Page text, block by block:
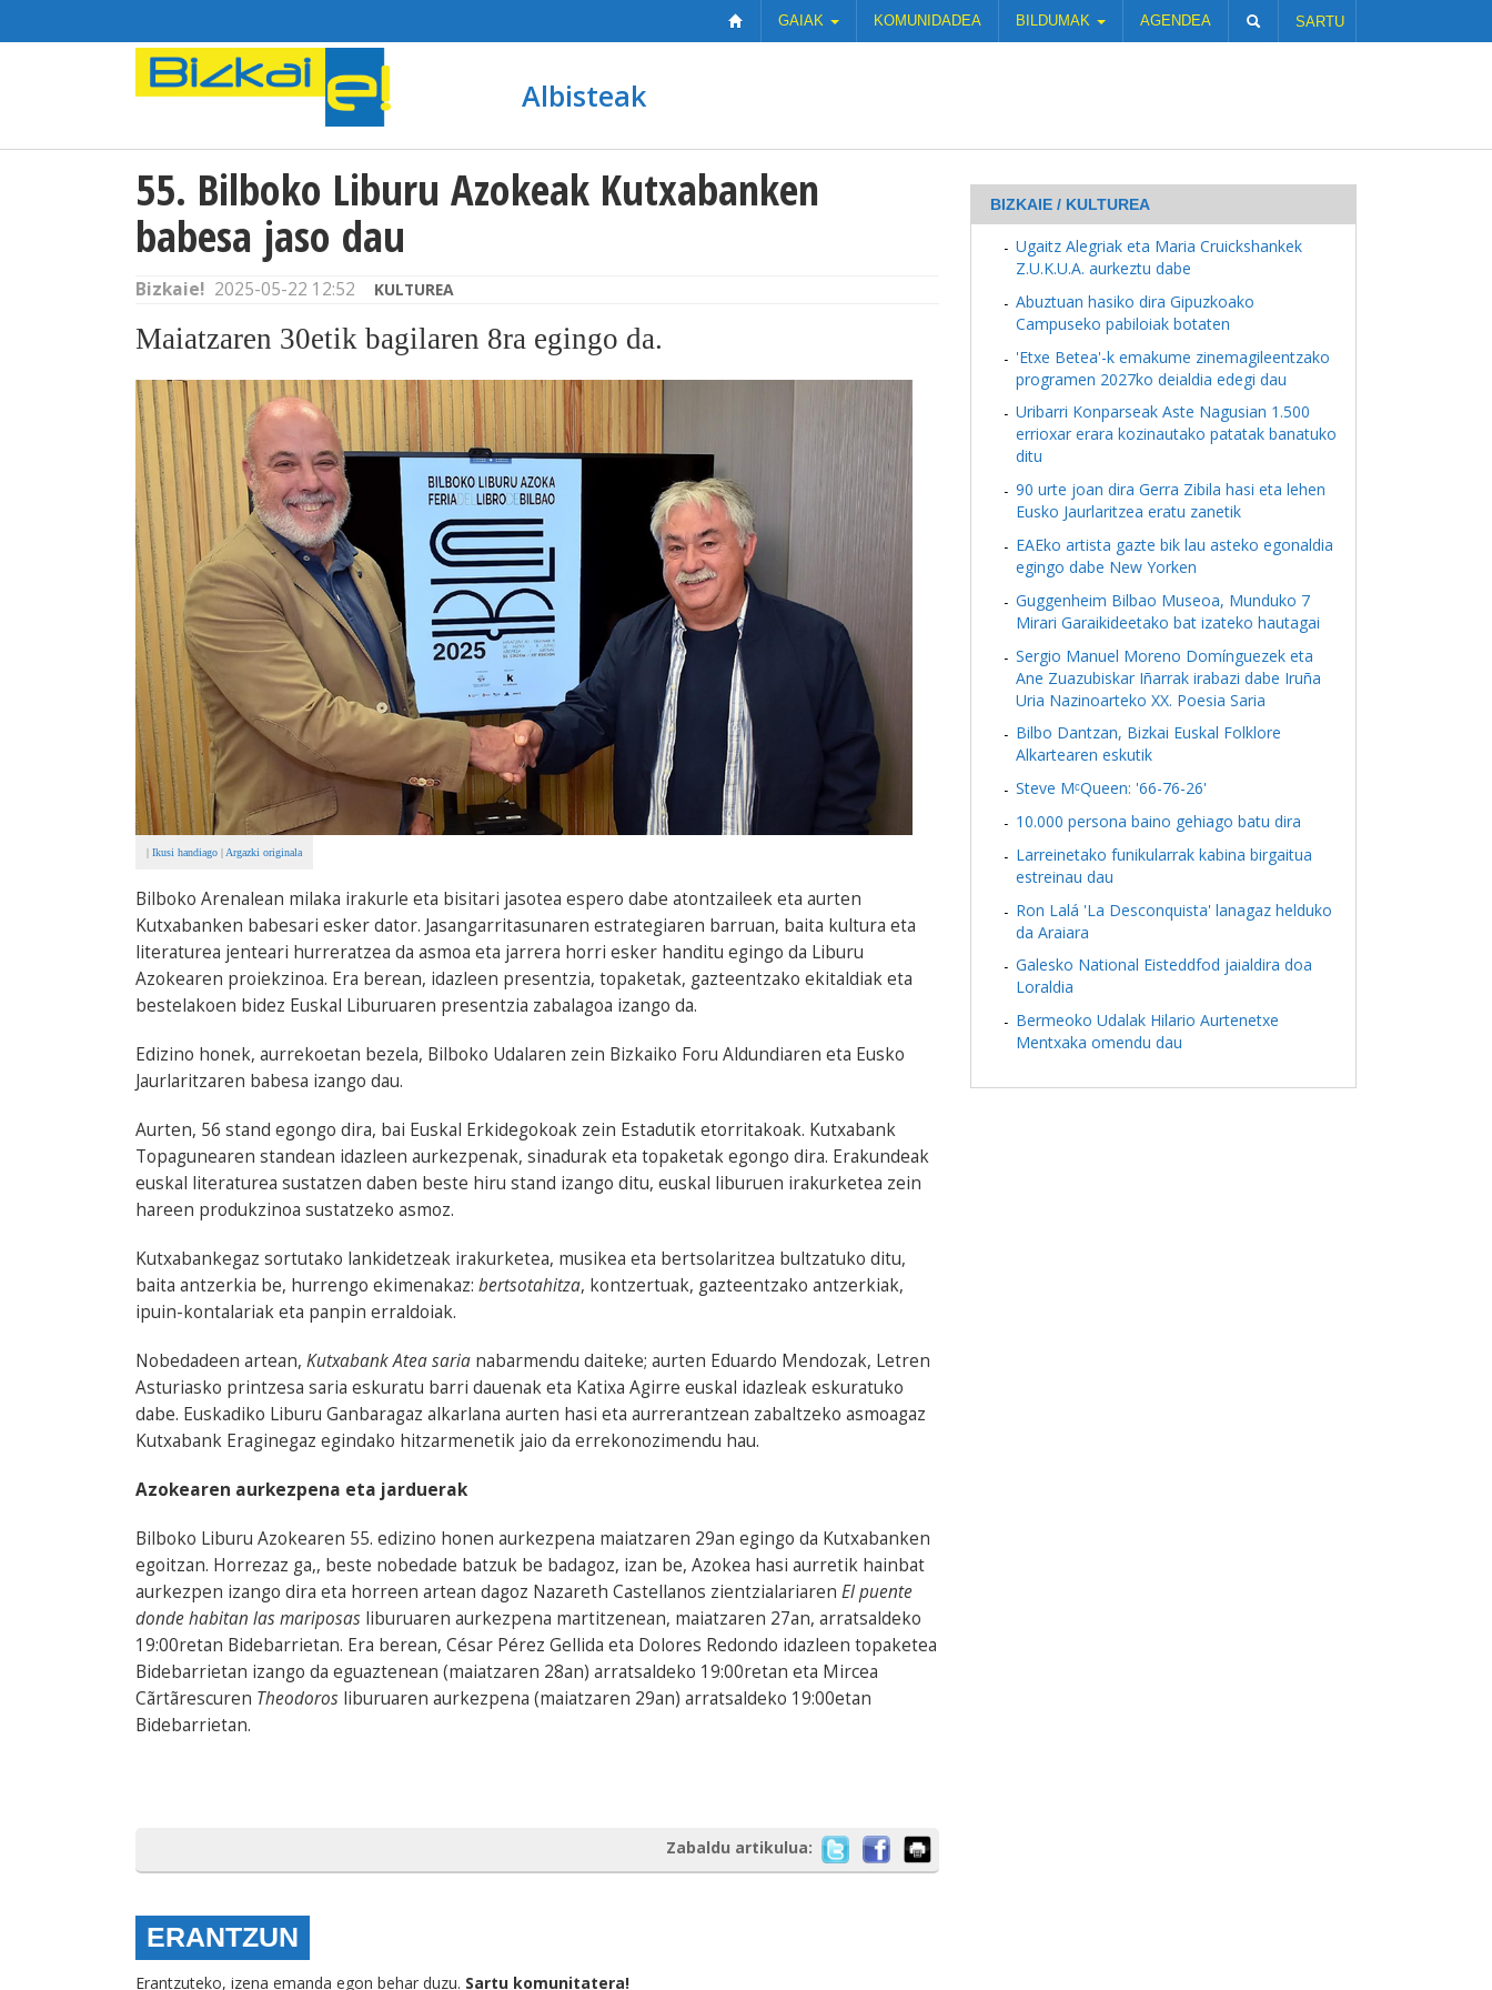
GAIAK KOMUNIDADEA BILDUMAK AGENDEA SARTU
Albisteak
55. Bilboko Liburu Azokeak Kutxabanken
babesa jaso dau
Bizkaie! 2025-05-22 12:52 KULTUREA
Maiatzaren 30etik bagilaren 8ra egingo da.
| Ikusi handiago | Argazki originala
Bilboko Arenalean milaka irakurle eta bisitari jasotea espero dabe atontzaileek eta aurten
Kutxabanken babesari esker dator. Jasangarritasunaren estrategiaren barruan, baita kultura eta
literaturea jenteari hurreratzea da asmoa eta jarrera horri esker handitu egingo da Liburu
Azokearen proiekzinoa. Era berean, idazleen presentzia, topaketak, gazteentzako ekitaldiak eta
bestelakoen bidez Euskal Liburuaren presentzia zabalagoa izango da.
Edizino honek, aurrekoetan bezela, Bilboko Udalaren zein Bizkaiko Foru Aldundiaren eta Eusko
Jaurlaritzaren babesa izango dau.
Aurten, 56 stand egongo dira, bai Euskal Erkidegokoak zein Estadutik etorritakoak. Kutxabank
Topagunearen standean idazleen aurkezpenak, sinadurak eta topaketak egongo dira. Erakundeak
euskal literaturea sustatzen daben beste hiru stand izango ditu, euskal liburuen irakurketea zein
hareen produkzinoa sustatzeko asmoz.
Kutxabankegaz sortutako lankidetzeak irakurketea, musikea eta bertsolaritzea bultzatuko ditu,
baita antzerkia be, hurrengo ekimenakaz: bertsotahitza, kontzertuak, gazteentzako antzerkiak,
ipuin-kontalariak eta panpin erraldoiak.
Nobedadeen artean, Kutxabank Atea saria nabarmendu daiteke; aurten Eduardo Mendozak, Letren
Asturiasko printzesa saria eskuratu barri dauenak eta Katixa Agirre euskal idazleak eskuratuko
dabe. Euskadiko Liburu Ganbaragaz alkarlana aurten hasi eta aurrerantzean zabaltzeko asmoagaz
Kutxabank Eraginegaz egindako hitzarmenetik jaio da errekonozimendu hau.
Azokearen aurkezpena eta jarduerak
Bilboko Liburu Azokearen 55. edizino honen aurkezpena maiatzaren 29an egingo da Kutxabanken
egoitzan. Horrezaz ga,, beste nobedade batzuk be badagoz, izan be, Azokea hasi aurretik hainbat
aurkezpen izango dira eta horreen artean dagoz Nazareth Castellanos zientzialariaren El puente
donde habitan las mariposas liburuaren aurkezpena martitzenean, maiatzaren 27an, arratsaldeko
19:00retan Bidebarrietan. Era berean, César Pérez Gellida eta Dolores Redondo idazleen topaketea
Bidebarrietan izango da eguaztenean (maiatzaren 28an) arratsaldeko 19:00retan eta Mircea
Cãrtãrescuren Theodoros liburuaren aurkezpena (maiatzaren 29an) arratsaldeko 19:00etan
Bidebarrietan.
Zabaldu artikulua:
ERANTZUN
Erantzuteko, izena emanda egon behar duzu. Sartu komunitatera!
BIZKAIE / KULTUREA
Ugaitz Alegriak eta Maria Cruickshankek
Z.U.K.U.A. aurkeztu dabe
Abuztuan hasiko dira Gipuzkoako
Campuseko pabiloiak botaten
'Etxe Betea'-k emakume zinemagileentzako
programen 2027ko deialdia edegi dau
Uribarri Konparseak Aste Nagusian 1.500
errioxar erara kozinautako patatak banatuko
ditu
90 urte joan dira Gerra Zibila hasi eta lehen
Eusko Jaurlaritzea eratu zanetik
EAEko artista gazte bik lau asteko egonaldia
egingo dabe New Yorken
Guggenheim Bilbao Museoa, Munduko 7
Mirari Garaikideetako bat izateko hautagai
Sergio Manuel Moreno Domínguezek eta
Ane Zuazubiskar Iñarrak irabazi dabe Iruña
Uria Nazinoarteko XX. Poesia Saria
Bilbo Dantzan, Bizkai Euskal Folklore
Alkartearen eskutik
Steve MᶜQueen: '66-76-26'
10.000 persona baino gehiago batu dira
Larreinetako funikularrak kabina birgaitua
estreinau dau
Ron Lalá 'La Desconquista' lanagaz helduko
da Araiara
Galesko National Eisteddfod jaialdira doa
Loraldia
Bermeoko Udalak Hilario Aurtenetxe
Mentxaka omendu dau